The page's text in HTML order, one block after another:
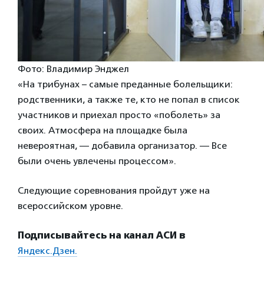
Фото: Владимир Энджел
«На трибунах – самые преданные болельщики:
родственники, а также те, кто не попал в список
участников и приехал просто «поболеть» за
своих. Атмосфера на площадке была
невероятная, — добавила организатор. — Все
были очень увлечены процессом».
Следующие соревнования пройдут уже на
всероссийском уровне.
Подписывайтесь на канал АСИ в
Яндекс.Дзен.